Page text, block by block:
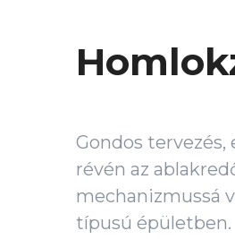
Gondos tervezés,
révén az
mechanizmussá
típusú épületben.